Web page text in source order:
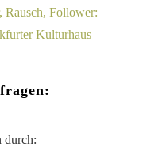
Rausch, Follower:
Kulturhaus
durch: